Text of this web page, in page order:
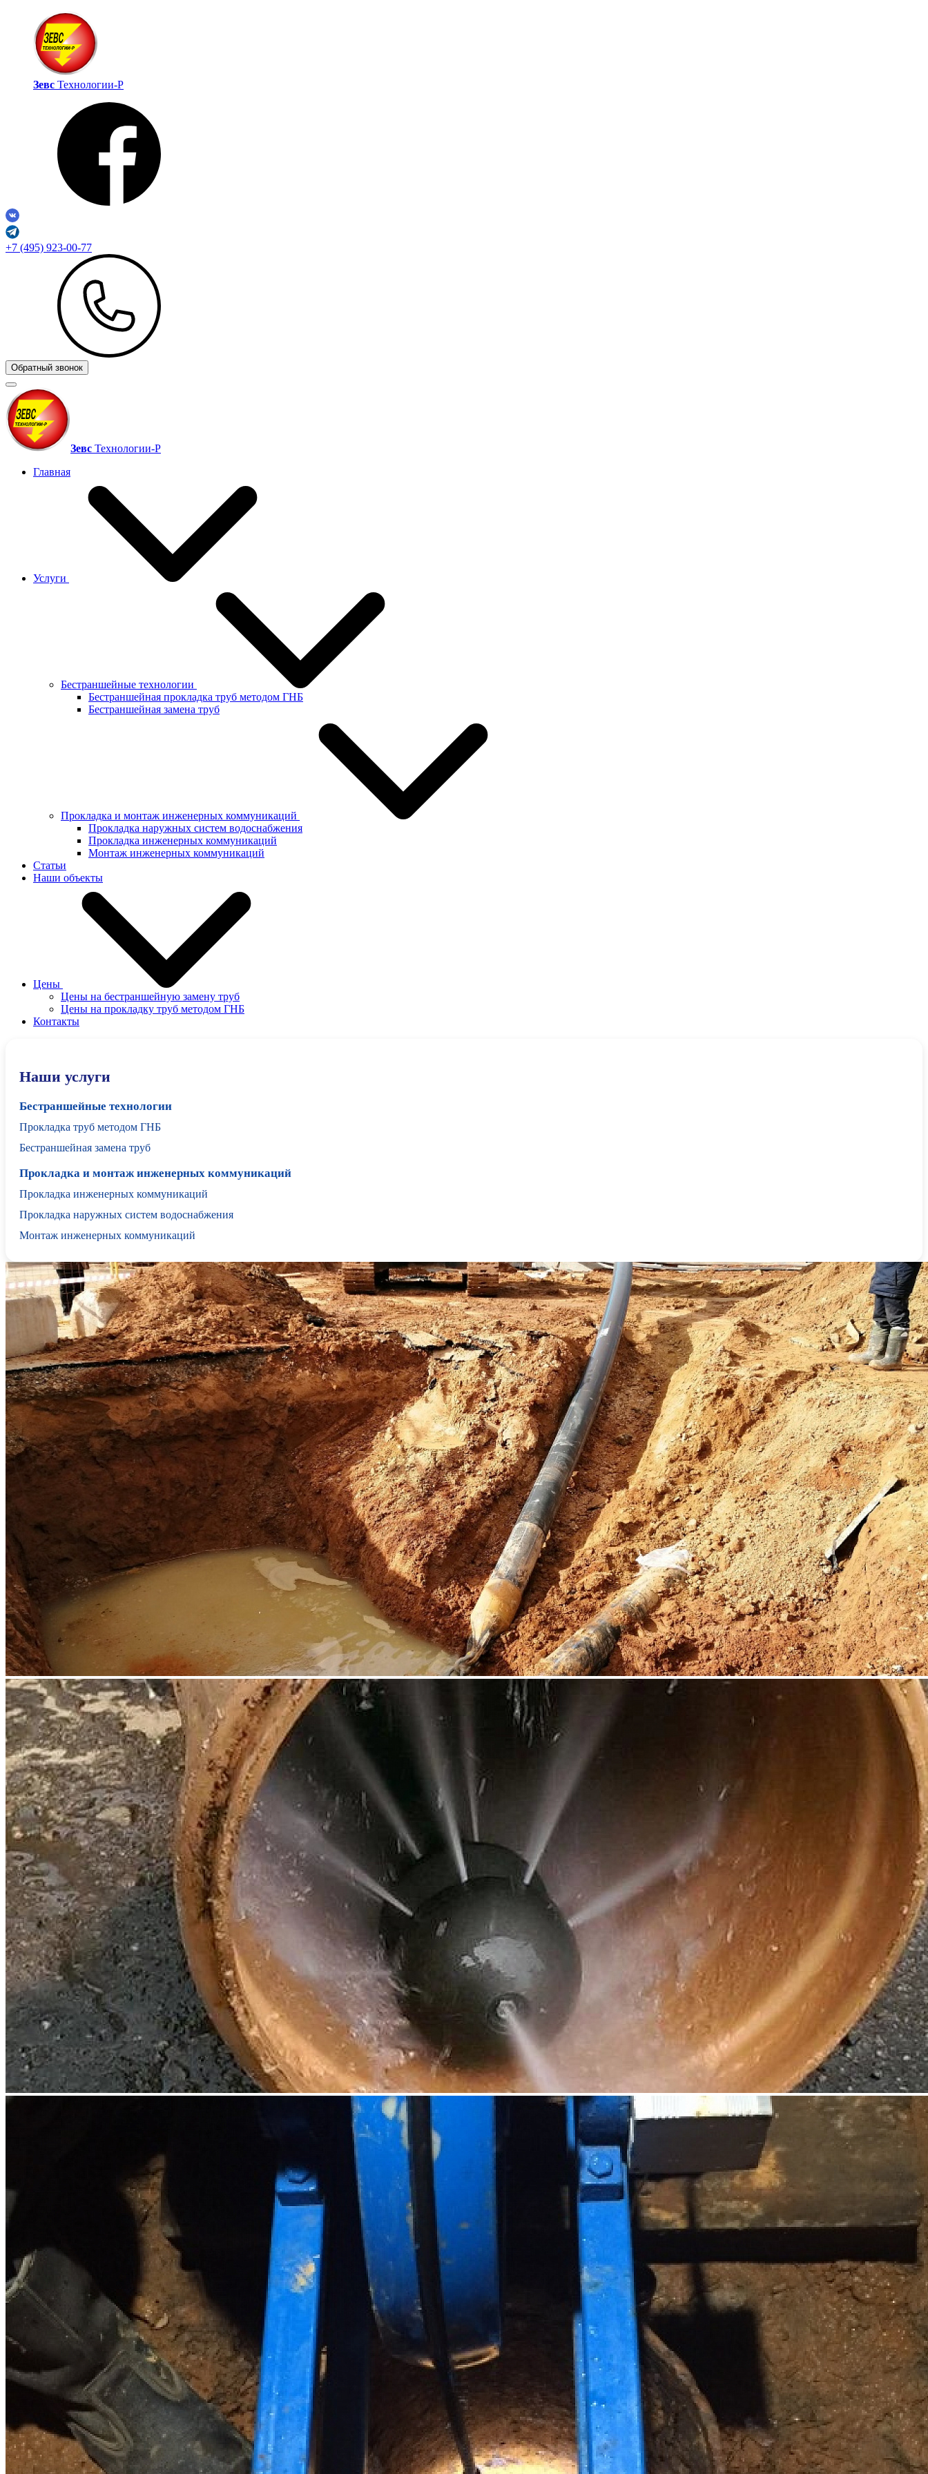
Зевс Технологии‑Р
+7 (495) 923-00-77
Обратный звонок
Зевс Технологии‑Р
Главная
Услуги
Бестраншейные технологии
Бестраншейная прокладка труб методом ГНБ
Бестраншейная замена труб
Прокладка и монтаж инженерных коммуникаций
Прокладка наружных систем водоснабжения
Прокладка инженерных коммуникаций
Монтаж инженерных коммуникаций
Статьи
Наши объекты
Цены
Цены на бестраншейную замену труб
Цены на прокладку труб методом ГНБ
Контакты
Наши услуги
Бестраншейные технологии
Прокладка труб методом ГНБ
Бестраншейная замена труб
Прокладка и монтаж инженерных коммуникаций
Прокладка инженерных коммуникаций
Прокладка наружных систем водоснабжения
Монтаж инженерных коммуникаций